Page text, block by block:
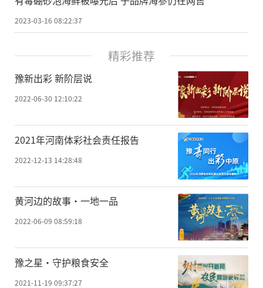
2023-03-16 08:22:37
精彩推荐
豫新出彩 新阶层说
2022-06-30 12:10:22
2021年河南体彩社会责任报告
2022-12-13 14:28:48
黄河边的故事·一地一品
2022-06-09 08:59:18
豫之星·守护粮食安全
2021-11-19 09:37:27